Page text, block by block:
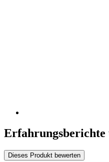
Dieses Produkt bewerten